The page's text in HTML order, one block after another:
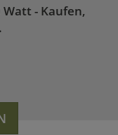
- Kaufen,